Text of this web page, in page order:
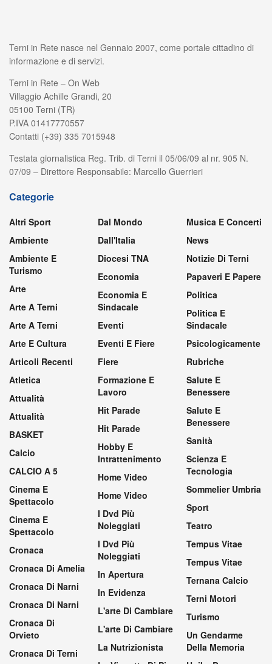
Terni in Rete nasce nel Gennaio 2007, come portale cittadino di
informazione e di servizi.
Terni in Rete – On Web
Villaggio Achille Grandi, 20
05100 Terni (TR)
P.IVA 01417770557
Contatti (+39) 335 7015948
Testata giornalistica Reg. Trib. di Terni il 05/06/09 al nr. 905 N.
07/09 – Direttore Responsabile: Marcello Guerrieri
Categorie
Altri Sport
Ambiente
Ambiente E
Turismo
Arte
Arte A Terni
Arte A Terni
Arte E Cultura
Articoli Recenti
Atletica
Attualità
Attualità
BASKET
Calcio
CALCIO A 5
Cinema E
Spettacolo
Cinema E
Spettacolo
Cronaca
Cronaca Di Amelia
Cronaca Di Narni
Cronaca Di Narni
Cronaca Di
Orvieto
Cronaca Di Terni
Dal Mondo
Dall'Italia
Diocesi TNA
Economia
Economia E
Sindacale
Eventi
Eventi E Fiere
Fiere
Formazione E
Lavoro
Hit Parade
Hit Parade
Hobby E
Intrattenimento
Home Video
Home Video
I Dvd Più
Noleggiati
I Dvd Più
Noleggiati
In Apertura
In Evidenza
L'arte Di Cambiare
L'arte Di Cambiare
La Nutrizionista
Musica E Concerti
News
Notizie Di Terni
Papaveri E Papere
Politica
Politica E
Sindacale
Psicologicamente
Rubriche
Salute E
Benessere
Salute E
Benessere
Sanità
Scienza E
Tecnologia
Sommelier Umbria
Sport
Teatro
Tempus Vitae
Tempus Vitae
Ternana Calcio
Terni Motori
Turismo
Un Gendarme
Della Memoria